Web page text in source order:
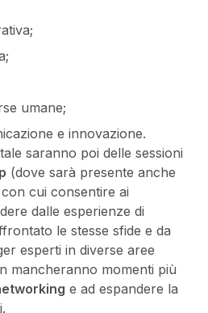
umane;
e innovazione.
saranno poi delle sessioni
(dove sarà presente anche
cui consentire ai
dalle esperienze di
le stesse sfide e da
esperti in diverse aree
mancheranno momenti più
e ad espandere la